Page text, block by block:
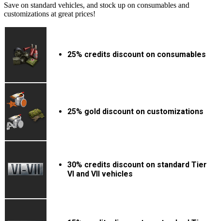
Save on standard vehicles, and stock up on consumables and
customizations at great prices!
25% credits discount on consumables
25% gold discount on customizations
30% credits discount on standard Tier
VI and VII vehicles